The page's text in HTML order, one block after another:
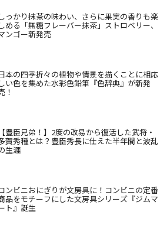
しっかり抹茶の味わい、さらに果実の香りも楽
しめる「無糖フレーバー抹茶」ストロベリー、
ンゴー新発売
本の四季折々の植物や情景を描くことに相応
しい色を集めた水彩色鉛筆『色辞典』が新発
！
【豊臣兄弟！】2度の改易から復活した武将・
賀秀種とは？豊臣秀長に仕えた半年間と波乱
生涯
ンビニおにぎりが文房具に！コンビニの定番
品をモチーフにした文房具シリーズ『ジムマ
ト』誕生